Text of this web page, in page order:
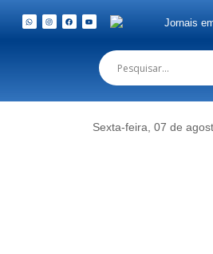
Sexta-feira, 07 de